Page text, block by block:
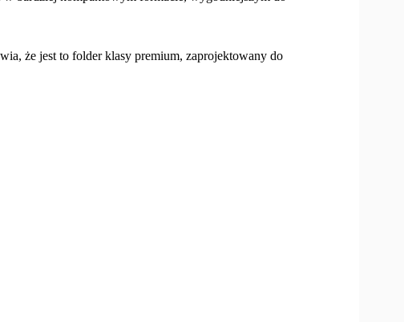
że jest to folder klasy premium, zaprojektowany do